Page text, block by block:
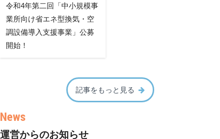
令和4年第二回「中小規模事
業所向け省エネ型換気・空
調設備導入支援事業」公募
開始！
記事をもっと見る
運営からのお知らせ